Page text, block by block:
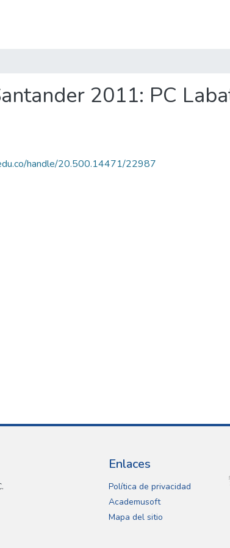
2011: PC
handle/20.500.14471/22987
Enlaces
Política de privacidad
Academusoft
Mapa del sitio